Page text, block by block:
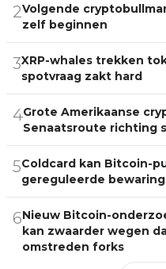
2Volgende
zelf beginnen
3XRP-whales trekken
spotvraag zakt hard
4Grote Amerikaanse
Senaatsroute richting
5Coldcard kan Bitcoin-
gereguleerde
6Nieuw Bitcoin-
kan zwaarder wegen
omstreden forks